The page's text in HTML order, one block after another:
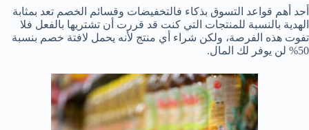
أحد أهم قواعد التسوق بذكاء فالتخفيضات وقسائم الخصم تعد بمثابة
الهدية بالنسبة للمنتجات التي كنت قد قررت أن تشتريها بالفعل فلا
تفوت هذه الفرصة، ولكن شراء أي منتج لأنه يحمل لافتة خصم بنسبة
50% لن يوفر لك المال.